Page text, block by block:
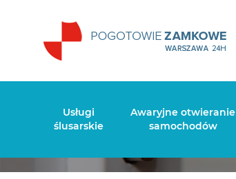
Usługi
ślusarskie
Awaryjne otwieranie
samochodów